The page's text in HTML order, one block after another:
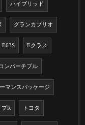
ハイブリッド
グランカブリオ
E63S Eクラス
コンバーチブル
マンスパッケージ
プR トヨタ